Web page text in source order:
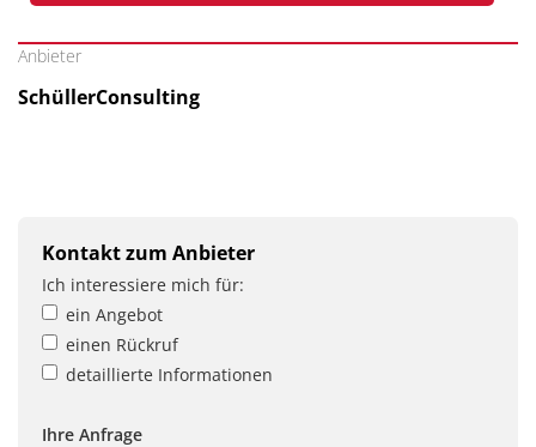
Anbieter
SchüllerConsulting
Kontakt zum Anbieter
Ich interessiere mich für:
ein Angebot
einen Rückruf
detaillierte Informationen
Ihre Anfrage